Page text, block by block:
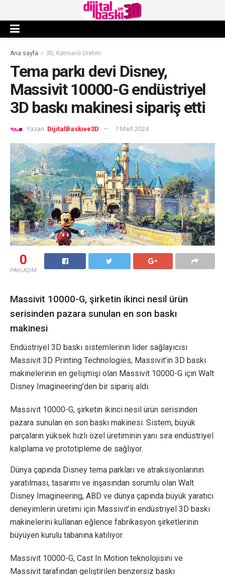
Ana sayfa 3D, Katmanlı Üretim
Tema parkı devi Disney,
Massivit 10000-G endüstriyel
3D baskı makinesi sipariş etti
Yazan: DijitalBaskıve3D 7 Mart 2024
0
PAYLAŞIM
Massivit 10000-G, şirketin ikinci nesil ürün
serisinden pazara sunulan en son baskı
makinesi
Endüstriyel 3D baskı sistemlerinin lider sağlayıcısı
Massivit 3D Printing Technologies, Massivit’in 3D baskı
makinelerinin en gelişmişi olan Massivit 10000-G için Walt
Disney Imagineering’den bir sipariş aldı.
Massivit 10000-G, şirketin ikinci nesil ürün serisinden
pazara sunulan en son baskı makinesi. Sistem, büyük
parçaların yüksek hızlı özel üretiminin yanı sıra endüstriyel
kalıplama ve prototipleme de sağlıyor.
Dünya çapında Disney tema parkları ve atraksiyonlarının
yaratılması, tasarımı ve inşasından sorumlu olan Walt
Disney Imagineering, ABD ve dünya çapında büyük yaratıcı
deneyimlerin üretimi için Massivit’in endüstriyel 3D baskı
makinelerini kullanan eğlence fabrikasyon şirketlerinin
büyüyen kurulu tabanına katılıyor.
Massivit 10000-G, Cast In Motion teknolojisini ve
Massivit tarafından geliştirilen benzersiz baskı